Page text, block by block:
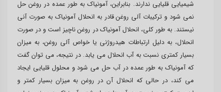
شیمیایی قلیایی ندارند. بنابراین، آمونیاک به طور عمده در روغن حل
نمی شود و ترکیبات آلی روغن قادر به انحلال آمونیاک به صورت آنی
نیستند. به طور کلی، انحلال آمونیاک در روغن ناچیز است و در صورت
انحلال، به دلیل ارتباطات هیدروژنی یا خواص آلی روغن، به میزان
بسیار کمتری نسبت به آب انحلال می یابد. در نتیجه، می توان گفت
که آمونیاک به طور عمده در آب حل می شود و محلول قلیایی ایجاد
می کند، در حالی که انحلال آن در روغن به میزان بسیار کمتر و